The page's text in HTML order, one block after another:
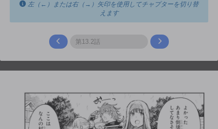
左（←）または右（→）矢印を使用してチャプターを切り替
えます